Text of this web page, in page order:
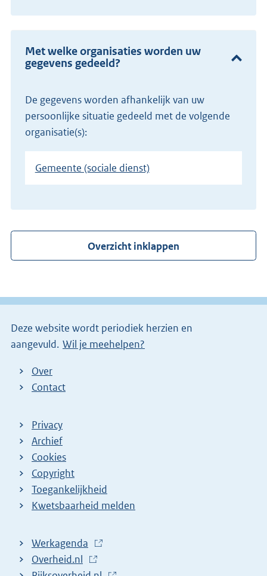
Met welke organisaties worden uw
gegevens gedeeld?
De gegevens worden afhankelijk van uw
persoonlijke situatie gedeeld met de volgende
organisatie(s):
Gemeente (sociale dienst)
Overzicht inklappen
Deze website wordt periodiek herzien en
aangevuld. Wil je meehelpen?
Over
Contact
Privacy
Archief
Cookies
Copyright
Toegankelijkheid
Kwetsbaarheid melden
Werkagenda
E
Overheid.nl